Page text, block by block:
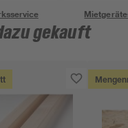
gekauft